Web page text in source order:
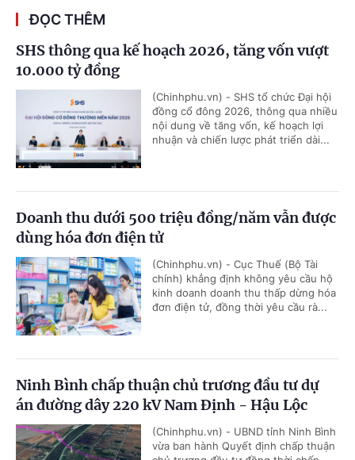
ĐỌC THÊM
SHS thông qua kế hoạch 2026, tăng vốn vượt
10.000 tỷ đồng
(Chinhphu.vn) - SHS tổ chức Đại hội
đồng cổ đông 2026, thông qua nhiều
nội dung về tăng vốn, kế hoạch lợi
nhuận và chiến lược phát triển dài...
Doanh thu dưới 500 triệu đồng/năm vẫn được
dùng hóa đơn điện tử
(Chinhphu.vn) - Cục Thuế (Bộ Tài
chính) khẳng định không yêu cầu hộ
kinh doanh doanh thu thấp dừng hóa
đơn điện tử, đồng thời yêu cầu rà...
Ninh Bình chấp thuận chủ trương đầu tư dự
án đường dây 220 kV Nam Định - Hậu Lộc
(Chinhphu.vn) - UBND tỉnh Ninh Bình
vừa ban hành Quyết định chấp thuận